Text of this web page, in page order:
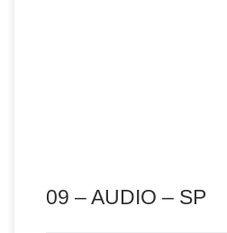
09 – AUDIO – SP